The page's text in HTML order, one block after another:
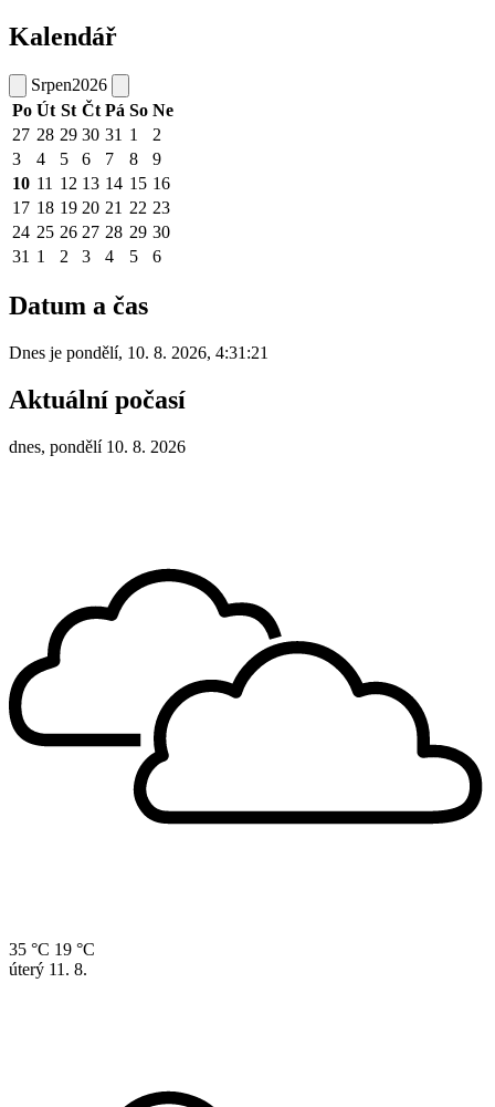
Kalendář
Srpen2026
Po Út St Čt Pá So Ne
27 28 29 30 31 1
2
3
4 5 6 7 8
9
10 11 12 13 14 15 16
17 18 19 20 21 22 23
24 25 26 27 28 29 30
31 1 2 3 4 5 6
Datum a čas
Dnes je pondělí, 10. 8. 2026, 4:31:21
Aktuální počasí
dnes, pondělí 10. 8. 2026
35 °C 19 °C
úterý 11. 8.